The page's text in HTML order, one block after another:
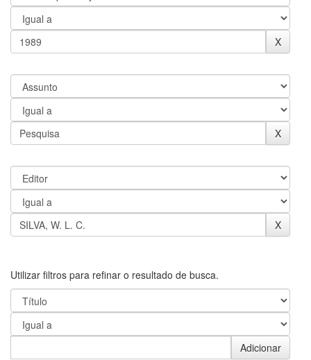
Utilizar filtros para refinar o resultado de busca.